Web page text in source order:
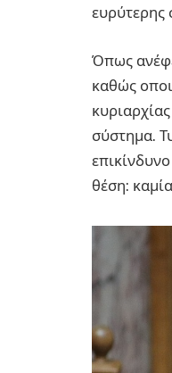
ευρύτερης
Όπως
καθώς
σύστημα.
θέση: